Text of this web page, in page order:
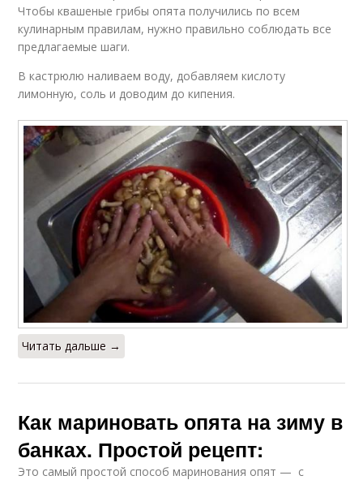
Чтобы квашеные грибы опята получились по всем
кулинарным правилам, нужно правильно соблюдать все
предлагаемые шаги.
В кастрюлю наливаем воду, добавляем кислоту
лимонную, соль и доводим до кипения.
Читать дальше →
Как мариновать опята на зиму в
банках. Простой рецепт:
Это самый простой способ маринования опят — с